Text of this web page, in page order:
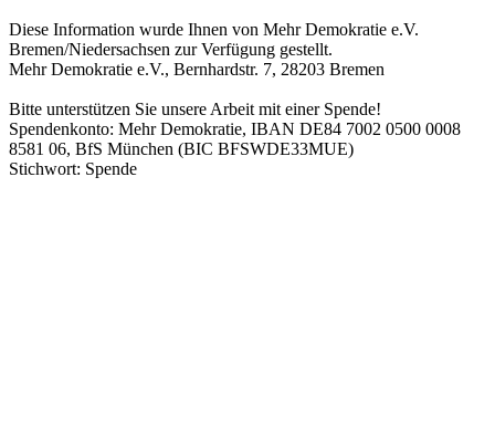
Diese Information wurde Ihnen von Mehr Demokratie e.V.
Bremen/Niedersachsen zur Verfügung gestellt.
Mehr Demokratie e.V., Bernhardstr. 7, 28203 Bremen
Bitte unterstützen Sie unsere Arbeit mit einer Spende!
Spendenkonto: Mehr Demokratie, IBAN DE84 7002 0500 0008
8581 06, BfS München (BIC BFSWDE33MUE)
Stichwort: Spende